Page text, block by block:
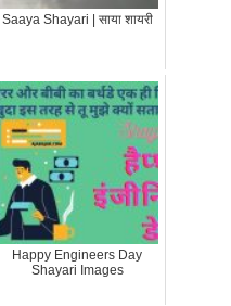
Saaya Shayari | साया शायरी
Happy Engineers Day
Shayari Images